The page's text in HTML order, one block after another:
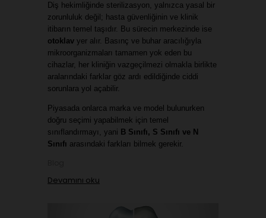
Diş hekimliğinde sterilizasyon, yalnızca yasal bir
zorunluluk değil; hasta güvenliğinin ve klinik
otoklav yer alır. Basınç ve buhar aracılığıyla
mikroorganizmaları tamamen yok eden bu
cihazlar, her kliniğin vazgeçilmezi olmakla birlikte
aralarındaki farklar göz ardı edildiğinde ciddi
sorunlara yol açabilir.
Piyasada onlarca marka ve model bulunurken
doğru seçimi yapabilmek için temel
sınıflandırmayı, yani B Sınıfı, S Sınıfı ve N
Sınıfı arasındaki farkları bilmek gerekir.
Devamını oku